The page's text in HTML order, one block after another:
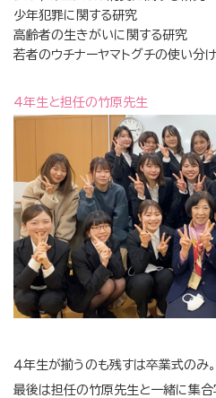
少年犯罪に関する研究
高齢者の生きがいに関する研究
若者のウチナーヤマトグチの使い分
4年生と担任の竹原先生
４年生が揃うのも残すは卒業式のみ。
最後は担任の竹原先生と一緒に集合